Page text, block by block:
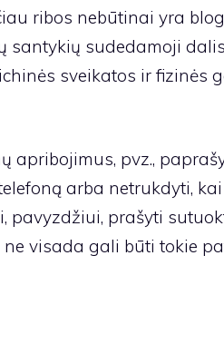
ribos nebūtinai yra
santykių sudedamoji
sveikatos ir fizinės
apribojimus, pvz.,
arba netrukdyti, kai
pavyzdžiui, prašyti
visada gali būti tokie